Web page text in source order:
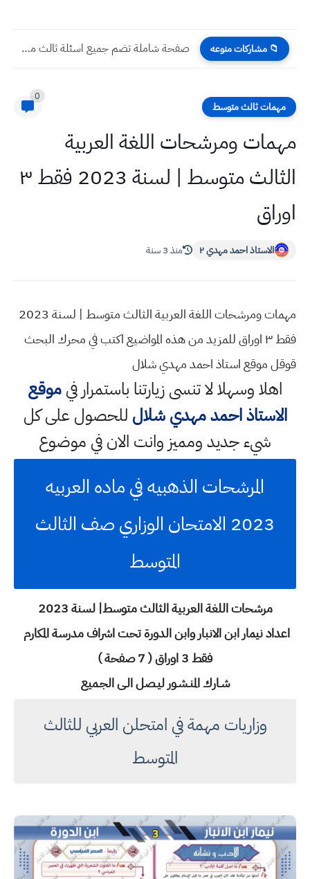
📁 مشاركات منوعه صفحة شاملة تضم جميع اسئلة ثالث متوسط 2023 تمهيدي
مهمات ثالث متوسط
0
مهمات ومرشحات اللغة العربية
الثالث متوسط | لسنة 2023 فقط ٣
اوراق
الاستاذ احمد مهدي ٢ منذ 3 سنة
مهمات ومرشحات اللغة العربية الثالث متوسط | لسنة 2023
فقط ٣ اوراق للمزيد من هذه المواضيع اكتب في محرك البحث
قوقل موقع استاذ احمد مهدي شلال
اهلا وسهلالا تنسى زيارتنا باستمرار فيموقع
الاستاذ احمد مهدي شلال للحصول على كل
شيء جديد ومميز وانت الان في موضوع
المرشحات الذهبيه في ماده العربيه
2023 الامتحان الوزاري صف الثالث
المتوسط
مرشحات اللغة العربيةالثالث متوسط| لسنة 2023
اعداد نيمار ابن الانبار وابن الدورةتحت اشراف مدرسة المكارم
فقط 3 اوراق ( 7 صفحة )
شـارك المنـشـور ليـصل الـى الجـميع
وزاريات مهمة في امتحلن العربي للثالث
المتوسط